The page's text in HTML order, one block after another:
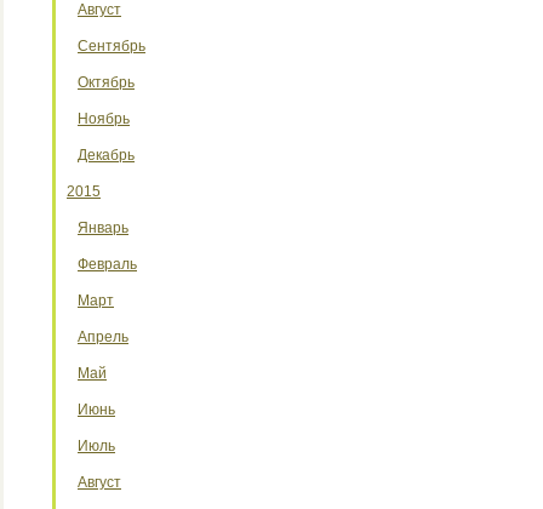
Август
Сентябрь
Октябрь
Ноябрь
Декабрь
2015
Январь
Февраль
Март
Апрель
Май
Июнь
Июль
Август